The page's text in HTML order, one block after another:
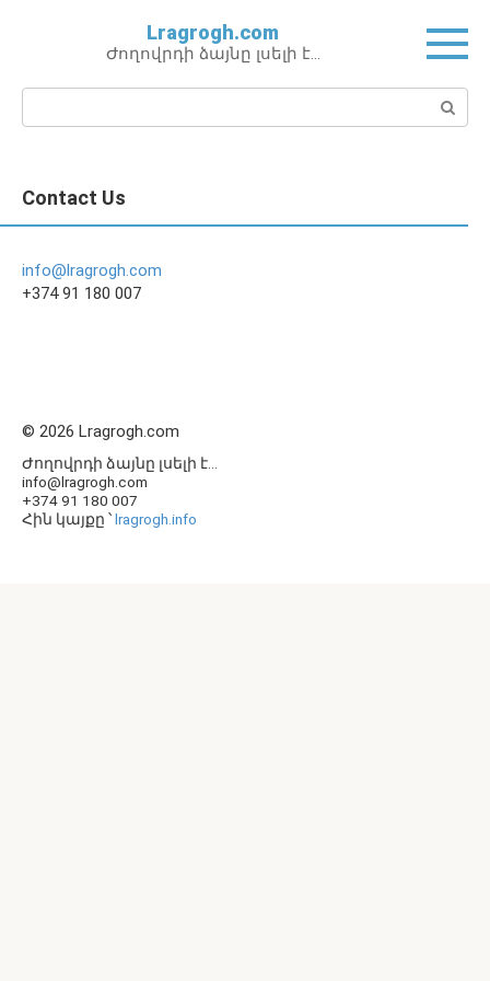
Lragrogh.com
Ժողովրդի ձայնը լսելի է…
Поиск:
Contact Us
info@lragrogh.com
+374 91 180 007
© 2026 Lragrogh.com
Ժողովրդի ձայնը լսելի է...
info@lragrogh.com
+374 91 180 007
Հին կայքը ՝lragrogh.info